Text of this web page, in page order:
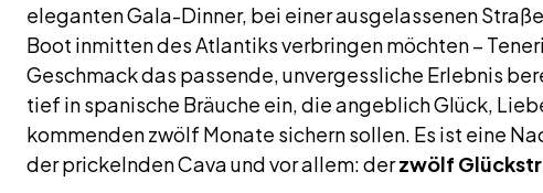
eleganten Gala-Dinner, bei einer ausgelassenen
Boot inmitten des Atlantiks verbringen möchten –
Geschmack das passende, unvergessliche Erlebnis
tief in spanische Bräuche ein, die angeblich Glück,
kommenden zwölf Monate sichern sollen. Es ist eine
der prickelnden Cava und vor allem: derzwölf